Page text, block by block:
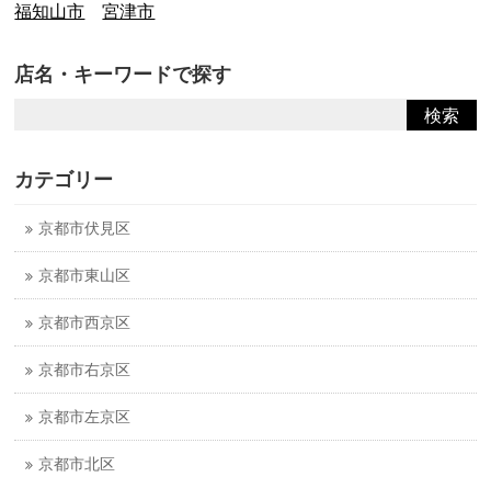
福知山市
宮津市
店名・キーワードで探す
カテゴリー
京都市伏見区
京都市東山区
京都市西京区
京都市右京区
京都市左京区
京都市北区